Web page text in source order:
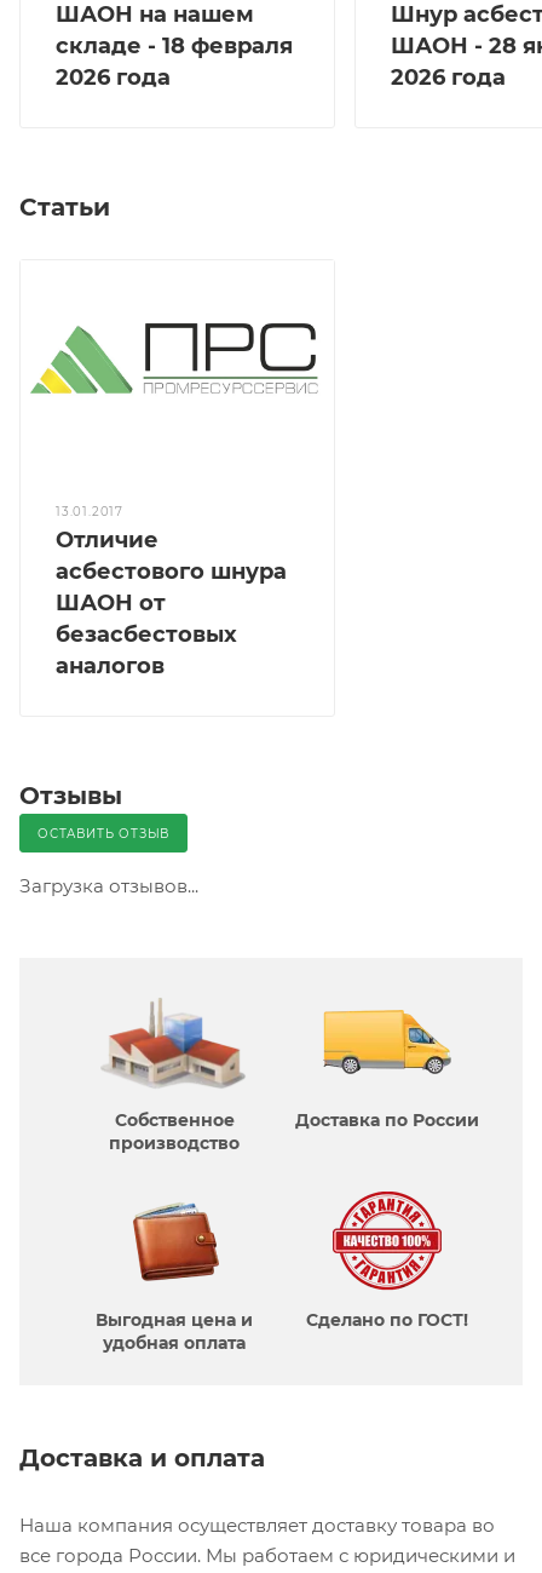
ШАОН на нашем
складе - 18 февраля
2026 года
Шнур
ШАОН - 28
2026 года
Статьи
13.01.2017
Отличие
асбестового шнура
ШАОН от
безасбестовых
аналогов
Отзывы
ОСТАВИТЬ ОТЗЫВ
Загрузка отзывов...
Собственное
производcтво
Доставка по России
Выгодная цена и
удобная оплата
Сделано по ГОСТ!
Доставка и оплата
Наша компания осуществляет доставку товара во
все города России. Мы работаем с юридическими и